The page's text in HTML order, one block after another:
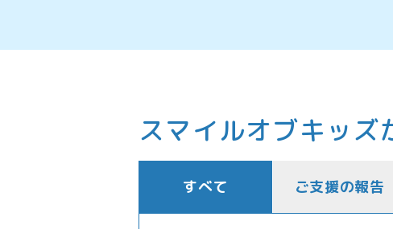
スマイルオブキッズ
すべて ご支援の報告